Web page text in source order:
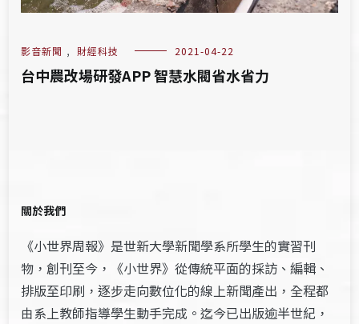
影音新聞 , 財經科技 2021-04-22
台中農改場研發APP 智慧水閥省水省力
關於我們
《小世界周報》是世新大學新聞學系所學生的實習刊
物，創刊至今，《小世界》從傳統平面的採訪、編輯、
排版至印刷，逐步走向數位化的線上新聞產出，全程都
由系上教師指導學生動手完成。迄今已出版逾半世紀，